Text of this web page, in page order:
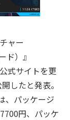
ャー
ド）』
式サイトを更
したと発表。
、パッケージ
円、パッケ